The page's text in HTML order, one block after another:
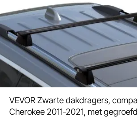
VEVOR Zwarte dakdragers,
Cherokee 2011-2021, met